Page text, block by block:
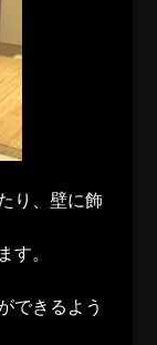
り、壁に飾
す。
できるよう